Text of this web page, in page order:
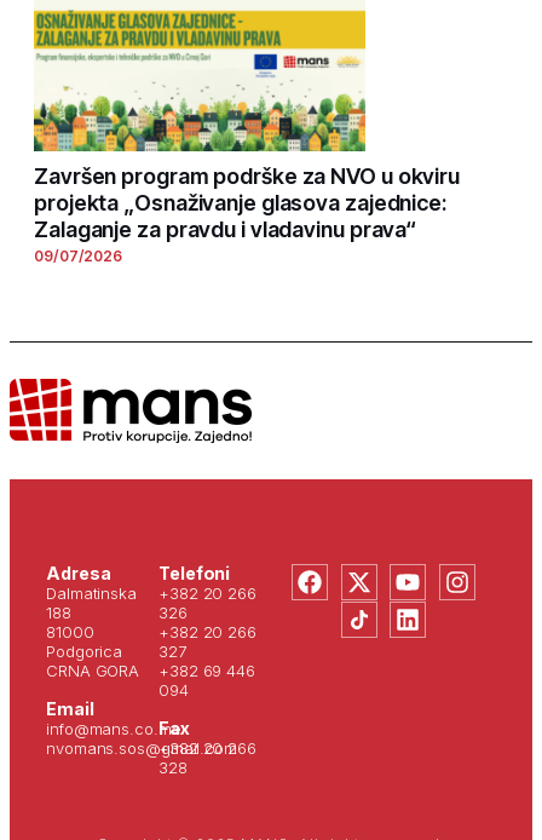
Završen program podrške za NVO u okviru
projekta „Osnaživanje glasova zajednice:
Zalaganje za pravdu i vladavinu prava“
09/07/2026
Adresa
Dalmatinska
188
81000
Podgorica
CRNA GORA
Email
info@mans.co.me
nvomans.sos@gmail.com
Telefoni
+382 20 266
326
+382 20 266
327
+382 69 446
094
Fax
+382 20 266
328